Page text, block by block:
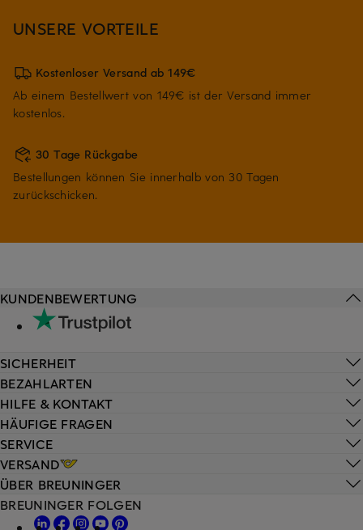
UNSERE VORTEILE
Kostenloser Versand ab 149€
Ab einem Bestellwert von 149€ ist der Versand immer
kostenlos.
30 Tage Rückgabe
Bestellungen können Sie innerhalb von 30 Tagen
zurückschicken.
HILFE & KONTAKT
HÄUFIGE FRAGEN
SERVICE
VERSAND
KUNDENBEWERTUNG
SICHERHEIT
BEZAHLARTEN
ÜBER BREUNINGER
BREUNINGER FOLGEN